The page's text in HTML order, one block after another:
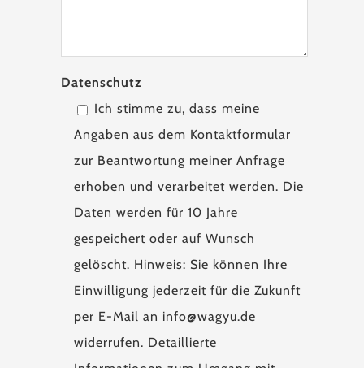
Datenschutz
Ich stimme zu, dass meine
Angaben aus dem Kontaktformular
zur Beantwortung meiner Anfrage
erhoben und verarbeitet werden. Die
Daten werden für 10 Jahre
gespeichert oder auf Wunsch
gelöscht. Hinweis: Sie können Ihre
Einwilligung jederzeit für die Zukunft
per E-Mail an info@wagyu.de
widerrufen. Detaillierte